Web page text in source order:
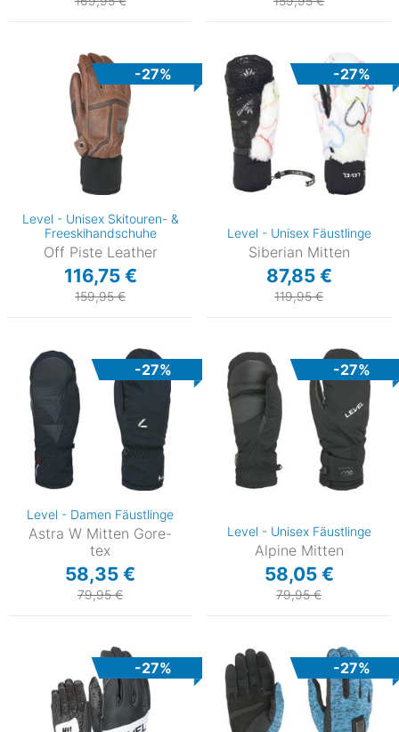
-27%
Level - Unisex Skitouren- &
Freeskihandschuhe
Off Piste Leather
116,75 €
159,95 €
-27%
Level - Unisex Fäustlinge
Siberian Mitten
87,85 €
119,95 €
-27%
Level - Damen Fäustlinge
Astra W Mitten Gore-
tex
58,35 €
79,95 €
-27%
Level - Unisex Fäustlinge
Alpine Mitten
58,05 €
79,95 €
-27% -27%